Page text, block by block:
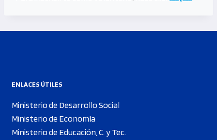
ENLACES ÚTILES
Ministerio de Desarrollo Social
Ministerio de Economía
Ministerio de Educación, C. y Tec.